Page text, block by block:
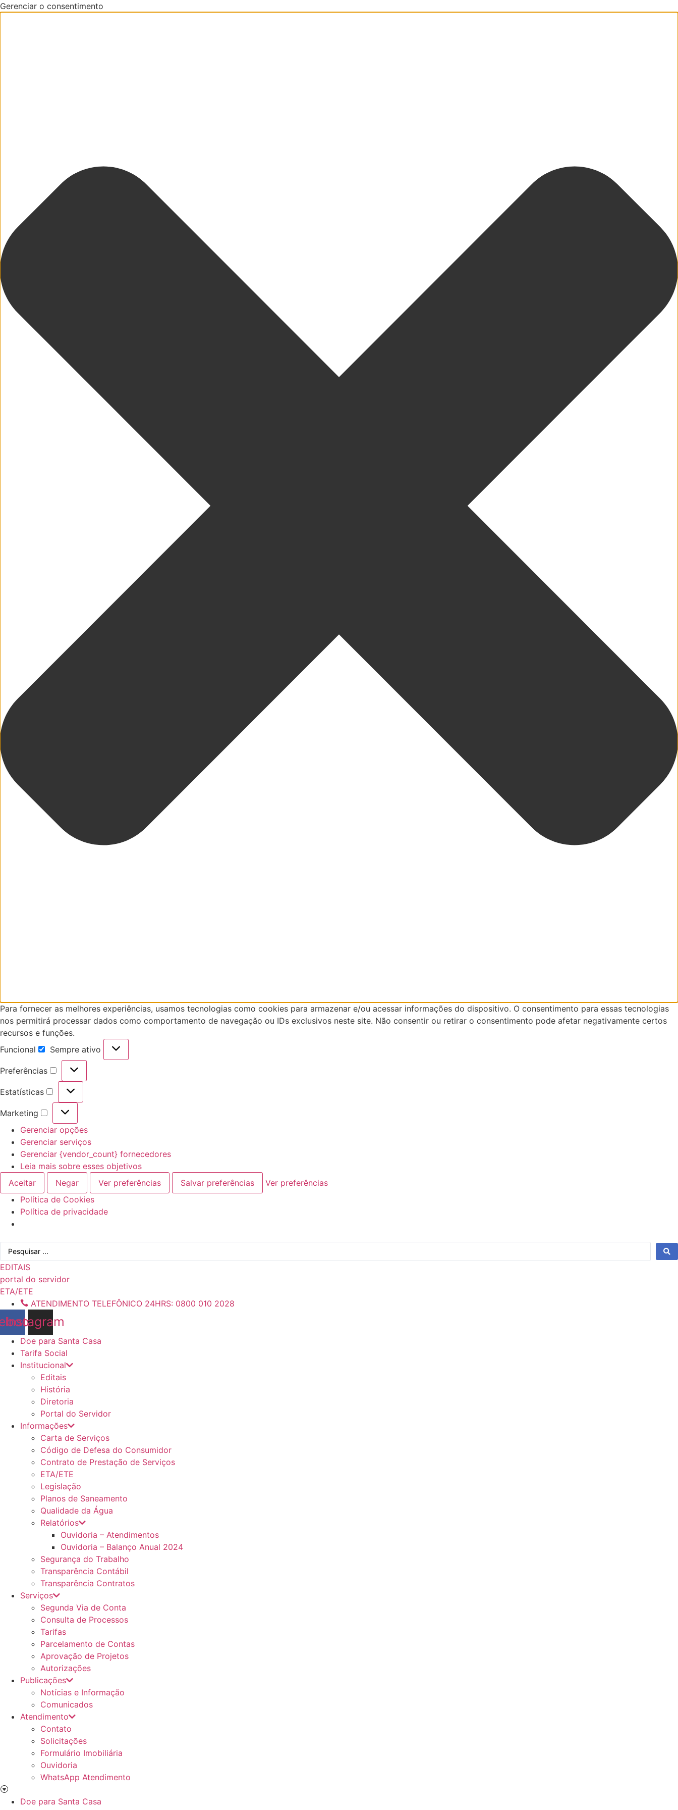
Gerenciar o consentimento
Para fornecer as melhores experiências, usamos tecnologias como cookies para armazenar e/ou acessar informações do dispositivo. O consentimento para essas tecnologias
nos permitirá processar dados como comportamento de navegação ou IDs exclusivos neste site. Não consentir ou retirar o consentimento pode afetar negativamente certos
recursos e funções.
Funcional
Funcional
Sempre ativo
Preferências
Preferências
Estatísticas
Estatísticas
Marketing
Marketing
Gerenciar opções
Gerenciar serviços
Gerenciar {vendor_count} fornecedores
Leia mais sobre esses objetivos
Aceitar
Negar Ver preferências Salvar preferências
Ver preferências
Política de Cookies
Política de privacidade
para
o
conteúdo
Pesquisar
EDITAIS
portal do servidor
ETA/ETE
ATENDIMENTO TELEFÔNICO 24HRS: 0800 010 2028
Instagram
Doe para Santa Casa
Tarifa Social
Institucional
Editais
História
Diretoria
Portal do Servidor
Informações
Carta de Serviços
Código de Defesa do Consumidor
Contrato de Prestação de Serviços
ETA/ETE
Legislação
Planos de Saneamento
Qualidade da Água
Relatórios
Ouvidoria – Atendimentos
Ouvidoria – Balanço Anual 2024
Segurança do Trabalho
Transparência Contábil
Transparência Contratos
Serviços
Segunda Via de Conta
Consulta de Processos
Tarifas
Parcelamento de Contas
Aprovação de Projetos
Autorizações
Publicações
Notícias e Informação
Comunicados
Atendimento
Contato
Solicitações
Formulário Imobiliária
Ouvidoria
WhatsApp Atendimento
Doe para Santa Casa